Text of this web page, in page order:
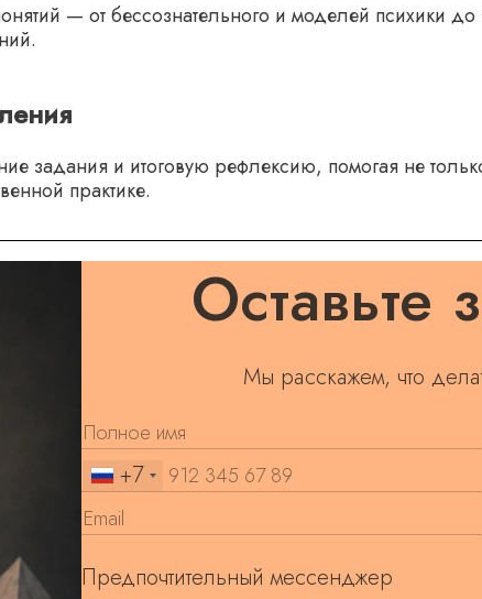
— от бессознательного и моделей психики
задания и итоговую рефлексию, помогая не
практике.
Оставьте
Мы расскажем, что
+7
Предпочтительный мессенджер